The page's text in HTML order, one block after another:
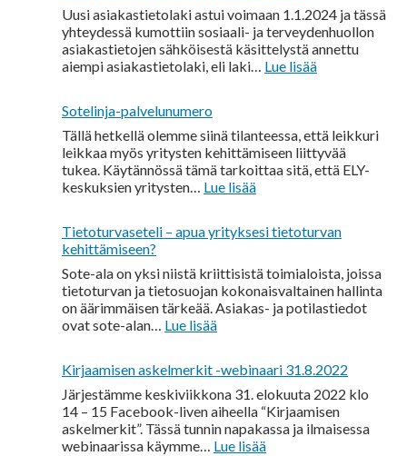
nyt
tapahtuu?
Uusi asiakastietolaki astui voimaan 1.1.2024 ja tässä
yhteydessä kumottiin sosiaali- ja terveydenhuollon
asiakastietojen sähköisestä käsittelystä annettu
aiempi asiakastietolaki, eli laki… Lue lisää:
1.1.2024!
Sotelinja-palvelunumero
Tällä hetkellä olemme siinä tilanteessa, että leikkuri
leikkaa myös yritysten kehittämiseen liittyvää
tukea. Käytännössä tämä tarkoittaa sitä, että ELY-
keskuksien yritysten… Lue lisää:
Tietoturvaseteli – apua yrityksesi tietoturvan
kehittämiseen?
Sote-ala on yksi niistä kriittisistä toimialoista, joissa
tietoturvan ja tietosuojan kokonaisvaltainen hallinta
on äärimmäisen tärkeää. Asiakas- ja potilastiedot
ovat sote-alan… Lue lisää:
apua
yrityksesi
tietoturvan
kehittämiseen?
Kirjaamisen askelmerkit -webinaari 31.8.2022
Järjestämme keskiviikkona 31. elokuuta 2022 klo
14 – 15 Facebook-liven aiheella “Kirjaamisen
askelmerkit”. Tässä tunnin napakassa ja ilmaisessa
webinaarissa käymme… Lue lisää: